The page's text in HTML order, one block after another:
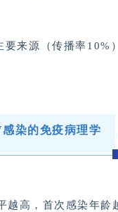
来源（传播率10%
染的免疫病理学
高，首次感染年龄